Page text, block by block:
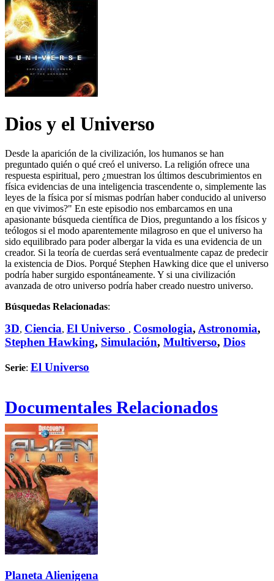
Dios y el Universo
Desde la aparición de la civilización, los humanos se han
preguntado quién o qué creó el universo. La religión ofrece una
respuesta espiritual, pero ¿muestran los últimos descubrimientos en
física evidencias de una inteligencia trascendente o, simplemente las
leyes de la física por sí mismas podrían haber conducido al universo
en que vivimos?" En este episodio nos embarcamos en una
apasionante búsqueda científica de Dios, preguntando a los físicos y
teólogos si el modo aparentemente milagroso en que el universo ha
sido equilibrado para poder albergar la vida es una evidencia de un
creador. Si la teoría de cuerdas será eventualmente capaz de predecir
la existencia de Dios. Porqué Stephen Hawking dice que el universo
podría haber surgido espontáneamente. Y si una civilización
avanzada de otro universo podría haber creado nuestro universo.
Búsquedas Relacionadas:
3D, Ciencia, El Universo , Cosmologia, Astronomia,
Stephen Hawking, Simulación, Multiverso, Dios
Serie: El Universo
Documentales Relacionados
Planeta Alienigena